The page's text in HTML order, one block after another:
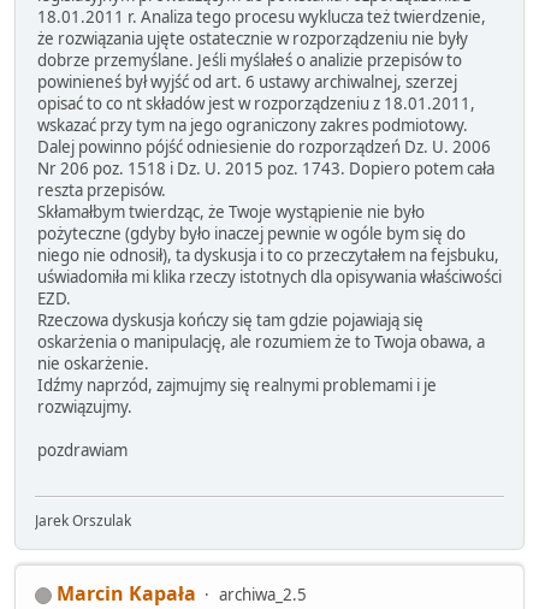
18.01.2011 r. Analiza tego procesu wyklucza też twierdzenie,
że rozwiązania ujęte ostatecznie w rozporządzeniu nie były
dobrze przemyślane. Jeśli myślałeś o analizie przepisów to
powinieneś był wyjść od art. 6 ustawy archiwalnej, szerzej
opisać to co nt składów jest w rozporządzeniu z 18.01.2011,
wskazać przy tym na jego ograniczony zakres podmiotowy.
Dalej powinno pójść odniesienie do rozporządzeń Dz. U. 2006
Nr 206 poz. 1518 i Dz. U. 2015 poz. 1743. Dopiero potem cała
reszta przepisów.
Skłamałbym twierdząc, że Twoje wystąpienie nie było
pożyteczne (gdyby było inaczej pewnie w ogóle bym się do
niego nie odnosił), ta dyskusja i to co przeczytałem na fejsbuku,
uświadomiła mi klika rzeczy istotnych dla opisywania właściwości
EZD.
Rzeczowa dyskusja kończy się tam gdzie pojawiają się
oskarżenia o manipulację, ale rozumiem że to Twoja obawa, a
nie oskarżenie.
Idźmy naprzód, zajmujmy się realnymi problemami i je
rozwiązujmy.
pozdrawiam
Jarek Orszulak
Marcin Kapała
archiwa_2.5